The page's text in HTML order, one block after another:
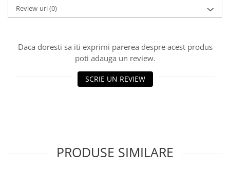
Creta scolara
Echere, rigle, raportoare, compase,
sabloane, truse geometrie
Markere evidentiatoare text
Review-uri(0)
Daca doresti sa iti exprimi parerea despre acest produs
poti adauga un review.
SCRIE UN REVIEW
PRODUSE SIMILARE